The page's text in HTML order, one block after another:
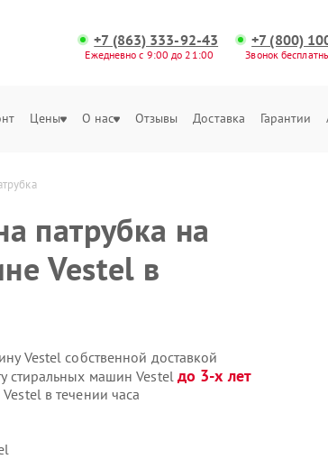
+7 (863) 333-92-43
Ежедневно с 9:00 до 21:00
+7 (800)
Звонок
Цены О нас Отзывы Доставка Гарантии
патрубка на
Vestel в
Vestel собственной доставкой
стиральных машин Vestel до 3-х лет
в течении часа